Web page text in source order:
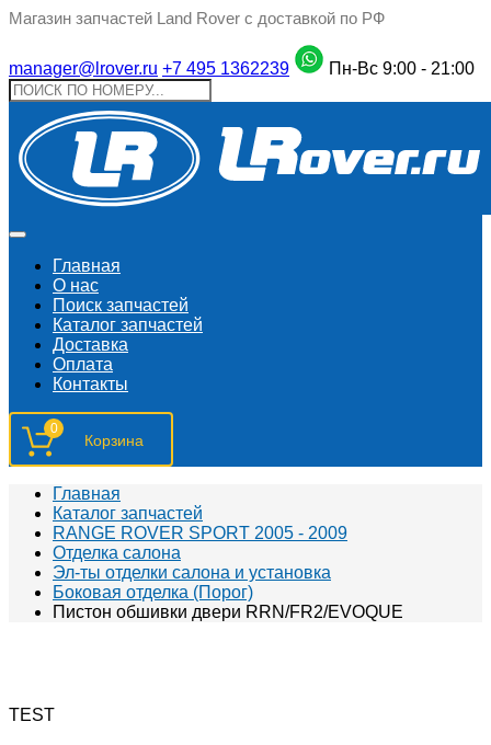
Магазин запчастей Land Rover с доставкой по РФ
manager@lrover.ru +7 495 1362239 Пн-Вс 9:00 - 21:00
Главная
О нас
Поиск запчастeй
Каталог запчастей
Доставка
Оплата
Контакты
0
Главная
Каталог запчастей
RANGE ROVER SPORT 2005 - 2009
Отделка салона
Эл-ты отделки салона и установка
Боковая отделка (Порог)
Пистон обшивки двери RRN/FR2/EVOQUE
TEST